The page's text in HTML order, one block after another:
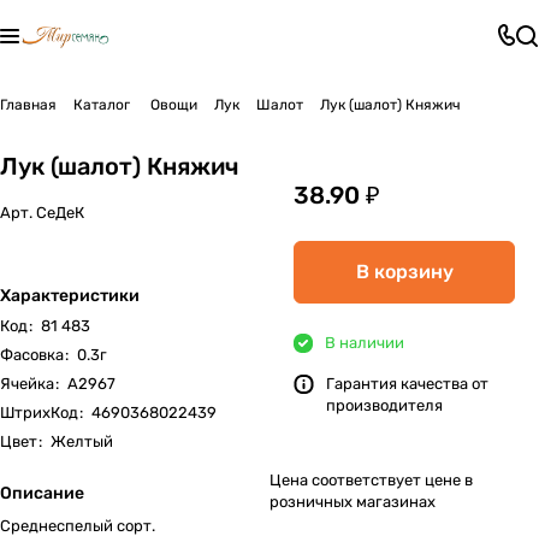
Главная Каталог Овощи Лук Шалот Лук (шалот) Княжич
Лук (шалот) Княжич
Арт. СеДеК
Характеристики
Код: 81 483
Фасовка: 0.3г
Ячейка: А2967
ШтрихКод: 4690368022439
Цвет: Желтый
Описание
Среднеспелый сорт.
38.90 ₽
В корзину
В наличии
Гарантия качества от
производителя
Цена соответствует цене в
розничных магазинах